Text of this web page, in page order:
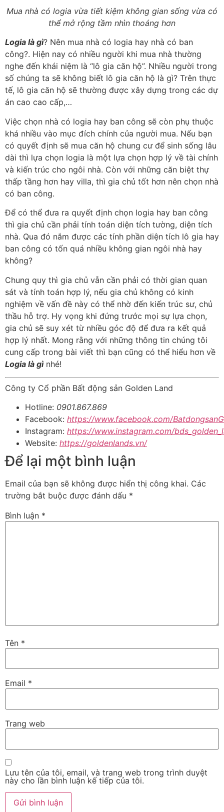
Mua nhà có logia vừa tiết kiệm không gian sống vừa có
thể mở rộng tầm nhìn thoáng hơn
Logia là gì? Nên mua nhà có logia hay nhà có ban
công?. Hiện nay có nhiều người khi mua nhà thường
nghe đến khái niệm là “lô gia căn hộ”. Nhiều người trong
số chúng ta sẽ không biết lô gia căn hộ là gì? Trên thực
tế, lô gia căn hộ sẽ thường được xây dựng trong các dự
án cao cao cấp,…
Việc chọn nhà có logia hay ban công sẽ còn phụ thuộc
khá nhiều vào mục đích chính của người mua. Nếu bạn
có quyết định sẽ mua căn hộ chung cư để sinh sống lâu
dài thì lựa chọn logia là một lựa chọn hợp lý về tài chính
và kiến trúc cho ngôi nhà. Còn với những căn biệt thự
thấp tầng hơn hay villa, thì gia chủ tốt hơn nên chọn nhà
có ban công.
Để có thể đưa ra quyết định chọn logia hay ban công
thì gia chủ cần phải tính toán diện tích tường, diện tích
nhà. Qua đó nắm được các tính phần diện tích lô gia hay
ban công có tốn quá nhiều không gian ngôi nhà hay
không?
Chung quy thì gia chủ vẫn cần phải có thời gian quan
sát và tính toán hợp lý, nếu gia chủ không có kinh
nghiệm về vấn đề này có thể nhờ đến kiến trúc sư, chủ
thầu hỗ trợ. Hy vọng khi đứng trước mọi sự lựa chọn,
gia chủ sẽ suy xét từ nhiều góc độ để đưa ra kết quả
hợp lý nhất. Mong rằng với những thông tin chúng tôi
cung cấp trong bài viết thì bạn cũng có thể hiểu hơn về
Logia là gì nhé!
Công ty Cổ phần Bất động sản Golden Land
Hotline: 0901.867.869
Facebook: https://www.facebook.com/
Instagram: https://www.instagram.com/
Website: https://goldenlands.vn/
Để lại một bình luận
Email của bạn sẽ không được hiển thị công khai. Các
trường bắt buộc được đánh dấu *
Bình luận *
Tên *
Email *
Trang web
Lưu tên của tôi, email, và trang web trong trình duyệt
này cho lần bình luận kế tiếp của tôi.